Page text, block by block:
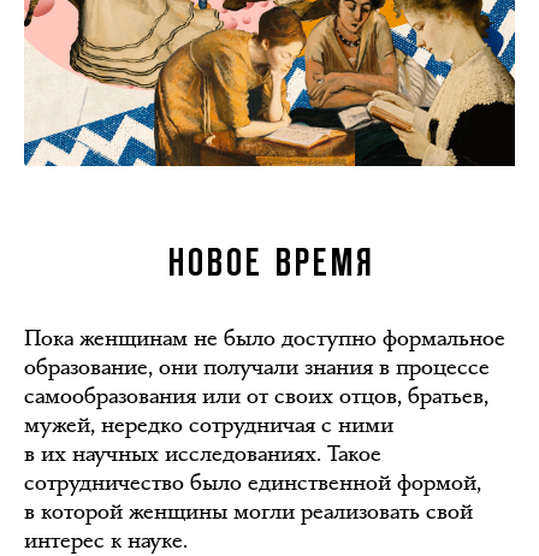
НОВОЕ ВРЕМЯ
Пока женщинам не было доступно формальное
образование, они получали знания в процессе
самообразования или от своих отцов, братьев,
мужей, нередко сотрудничая с ними
в их научных исследованиях. Такое
сотрудничество было единственной формой,
в которой женщины могли реализовать свой
интерес к науке.